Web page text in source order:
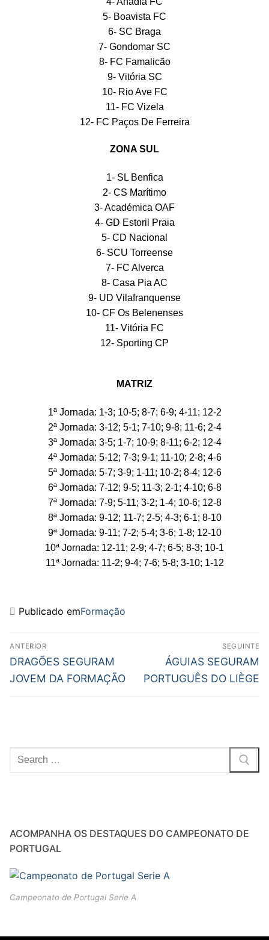
5- Boavista FC
6- SC Braga
7- Gondomar SC
8- FC Famalicão
9- Vitória SC
10- Rio Ave FC
11- FC Vizela
12- FC Paços De Ferreira
ZONA SUL
1- SL Benfica
2- CS Marítimo
3- Académica OAF
4- GD Estoril Praia
5- CD Nacional
6- SCU Torreense
7- FC Alverca
8- Casa Pia AC
9- UD Vilafranquense
10- CF Os Belenenses
11- Vitória FC
12- Sporting CP
MATRIZ
1ª Jornada: 1-3; 10-5; 8-7; 6-9; 4-11; 12-2
2ª Jornada: 3-12; 5-1; 7-10; 9-8; 11-6; 2-4
3ª Jornada: 3-5; 1-7; 10-9; 8-11; 6-2; 12-4
4ª Jornada: 5-12; 7-3; 9-1; 11-10; 2-8; 4-6
5ª Jornada: 5-7; 3-9; 1-11; 10-2; 8-4; 12-6
6ª Jornada: 7-12; 9-5; 11-3; 2-1; 4-10; 6-8
7ª Jornada: 7-9; 5-11; 3-2; 1-4; 10-6; 12-8
8ª Jornada: 9-12; 11-7; 2-5; 4-3; 6-1; 8-10
9ª Jornada: 9-11; 7-2; 5-4; 3-6; 1-8; 12-10
10ª Jornada: 12-11; 2-9; 4-7; 6-5; 8-3; 10-1
11ª Jornada: 11-2; 9-4; 7-6; 5-8; 3-10; 1-12
Publicado emFormação
ANTERIOR
DRAGÕES SEGURAM
JOVEM DA FORMAÇÃO
SEGUINTE
ÁGUIAS SEGURAM
PORTUGUÊS DO LIÈGE
ACOMPANHA OS DESTAQUES DO CAMPEONATO DE
PORTUGAL
Campeonato de Portugal Serie A